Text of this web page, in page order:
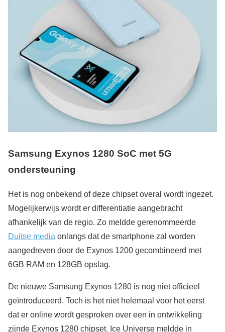
Samsung Exynos 1280 SoC met 5G
ondersteuning
Het is nog onbekend of deze chipset overal wordt ingezet.
Mogelijkerwijs wordt er differentiatie aangebracht
afhankelijk van de regio. Zo meldde gerenommeerde
Duitse media onlangs dat de smartphone zal worden
aangedreven door de Exynos 1200 gecombineerd met
6GB RAM en 128GB opslag.
De nieuwe Samsung Exynos 1280 is nog niet officieel
geïntroduceerd. Toch is het niet helemaal voor het eerst
dat er online wordt gesproken over een in ontwikkeling
zijnde Exynos 1280 chipset. Ice Universe meldde in